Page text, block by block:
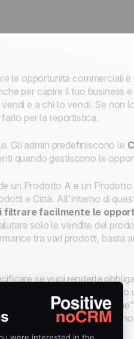
le opportunità commerciali
per capire il tuo business
e a chi lo vendi. Se non
per la reportistica.
Gli admin predefiniscono le
quando gestiscono le
un Prodotto A e un
e Città. All'interno di
filtrare facilmente le
solo le vendite del
tra vari prodotti, basta
se vuoi renderla
devono selezionare
una categoria come
conoscere da dove